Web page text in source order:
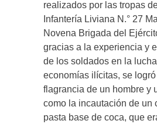
realizados por las tropas
Infantería Liviana N.° 27
Novena Brigada del
gracias a la experiencia y
de los soldados en la
economías ilícitas, se
flagrancia de un hombre y
como la incautación de un
pasta base de coca, que